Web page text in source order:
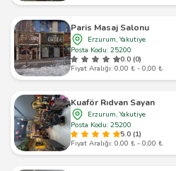
Paris Masaj Salonu
Erzurum, Yakutiye
Posta Kodu: 25200
0.0 (0)
Fiyat Aralığı: 0,00 ₺ - 0,00 ₺
Kuaför Rıdvan Sayan
Erzurum, Yakutiye
Posta Kodu: 25200
5.0 (1)
Fiyat Aralığı: 0,00 ₺ - 0,00 ₺